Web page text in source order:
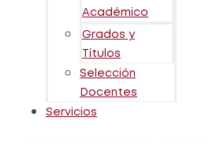
Académico
Grados y
Títulos
Selección
Docentes
Servicios